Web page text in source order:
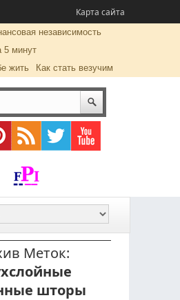
Карта сайта
независимость
5 минут
жить
Как стать везучим
Меток:
шторы